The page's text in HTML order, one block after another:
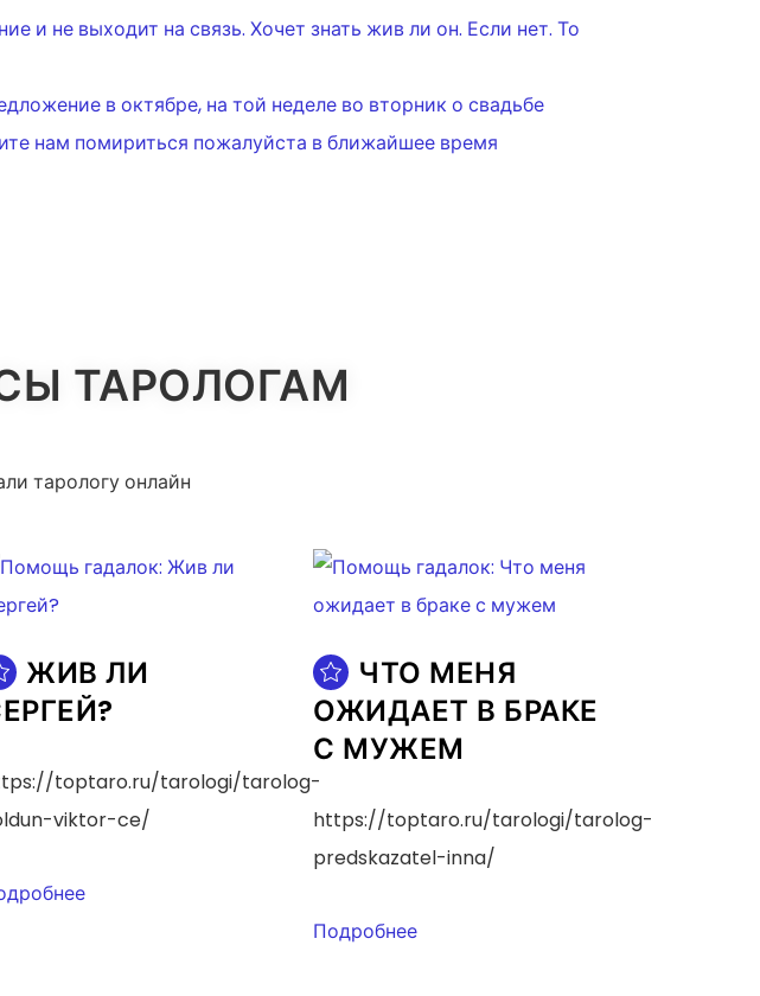
и не выходит на связь. Хочет знать жив ли он. Если нет. То
в октябре, на той неделе во вторник о свадьбе
нам помириться пожалуйста в ближайшее время
ТАРОЛОГАМ
тарологу онлайн
ЖИВ ЛИ
toptaro.ru/tarologi/tarolog-
viktor-ce/
ЧТО МЕНЯ
ОЖИДАЕТ В БРАКЕ
С МУЖЕМ
https://toptaro.ru/tarologi/tarolog-
predskazatel-inna/
Подробнее